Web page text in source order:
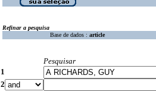
Refinar a pesquisa
Base de dados : article
Pesquisar
1
2